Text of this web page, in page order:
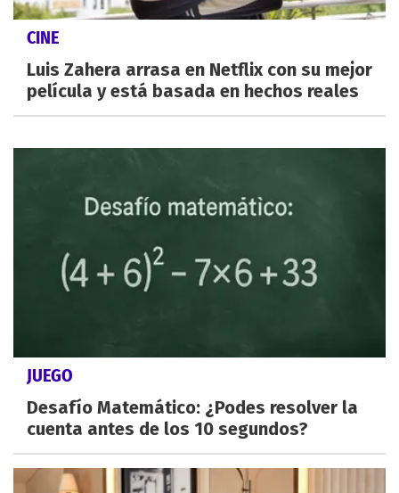
CINE
Luis Zahera arrasa en Netflix con su mejor
película y está basada en hechos reales
JUEGO
Desafío Matemático: ¿Podes resolver la
cuenta antes de los 10 segundos?